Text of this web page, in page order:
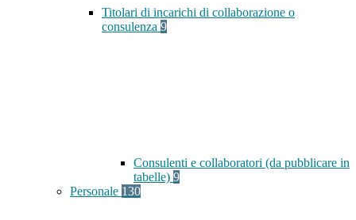
Titolari di incarichi di collaborazione o
consulenza 9
Consulenti e collaboratori (da pubblicare in
tabelle) 9
Personale 130